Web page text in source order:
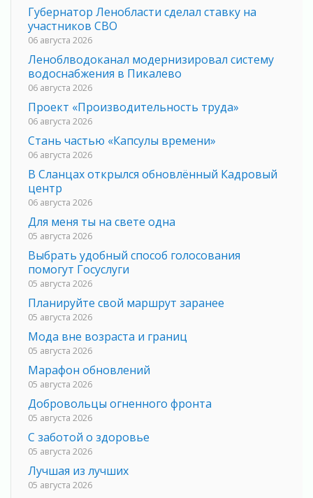
Губернатор Ленобласти сделал ставку на
участников СВО
06 августа 2026
Леноблводоканал модернизировал систему
водоснабжения в Пикалево
06 августа 2026
Проект «Производительность труда»
06 августа 2026
Стань частью «Капсулы времени»
06 августа 2026
В Сланцах открылся обновлённый Кадровый
центр
06 августа 2026
Для меня ты на свете одна
05 августа 2026
Выбрать удобный способ голосования
помогут Госуслуги
05 августа 2026
Планируйте свой маршрут заранее
05 августа 2026
Мода вне возраста и границ
05 августа 2026
Марафон обновлений
05 августа 2026
Добровольцы огненного фронта
05 августа 2026
С заботой о здоровье
05 августа 2026
Лучшая из лучших
05 августа 2026